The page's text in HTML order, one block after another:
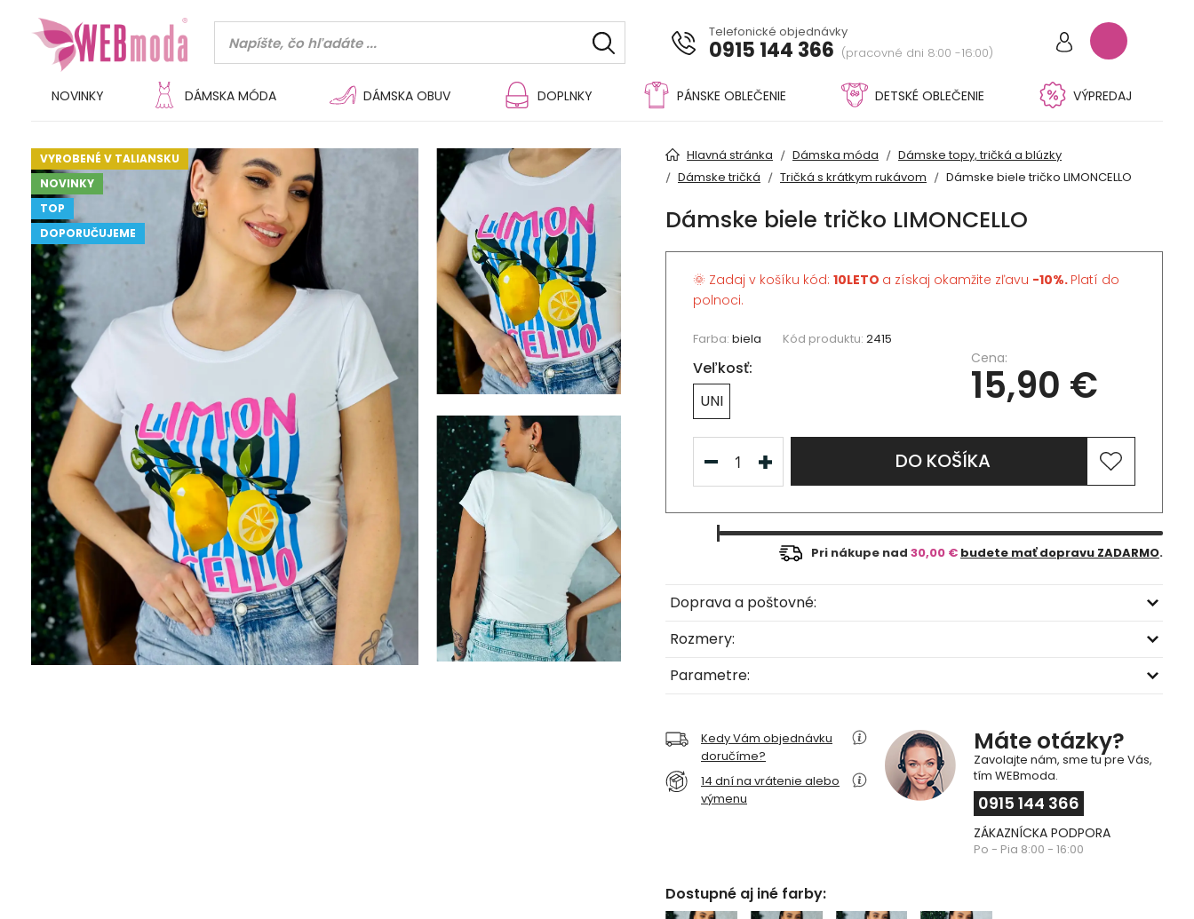
Telefonické objednávky
0915 144 366 (pracovné dni 8:00 -16:00)
NOVINKY DÁMSKA MÓDA DÁMSKA OBUV DOPLNKY PÁNSKE OBLEČENIE DETSKÉ OBLEČENIE VÝPREDAJ
VYROBENÉ V TALIANSKU
NOVINKY
TOP
DOPORUČUJEME
Hlavná stránka Dámska móda
Dámske topy, tričká a blúzky
Dámske tričká
Tričká s krátkym rukávom Dámske biele tričko LIMONCELLO
Dámske biele tričko LIMONCELLO
🌞 Zadaj v košíku kód: 10LETO a získaj okamžite zľavu -10%. Platí do
polnoci.
Farba: biela Kód produktu: 2415
Veľkosť:
UNI
Cena:
15,90 €
DO KOŠÍKA
Pri nákupe nad 30,00 € budete mať dopravu ZADARMO.
Doprava a poštovné:
Rozmery:
Parametre:
Kedy Vám objednávku
doručíme?
14 dní na vrátenie alebo
výmenu
Máte otázky?
Zavolajte nám, sme tu pre Vás,
tím WEBmoda.
0915 144 366
ZÁKAZNÍCKA PODPORA
Po - Pia 8:00 - 16:00
Dostupné aj iné farby: